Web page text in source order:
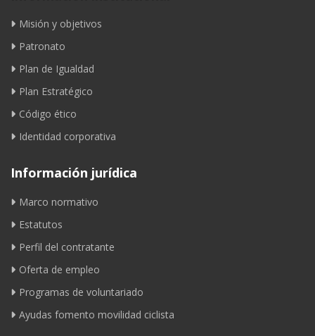
Misión y objetivos
Patronato
Plan de Igualdad
Plan Estratégico
Código ético
Identidad corporativa
Información jurídica
Marco normativo
Estatutos
Perfil del contratante
Oferta de empleo
Programas de voluntariado
Ayudas fomento movilidad ciclista